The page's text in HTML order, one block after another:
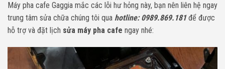
Máy pha cafe Gaggia mắc các lỗi hư hỏng này, bạn nên liên hệ ngay
trung tâm sửa chữa chúng tôi qua hotline: 0989.869.181để được
hỗ trợ và đặt lịch sửa máy pha cafe ngay nhé: